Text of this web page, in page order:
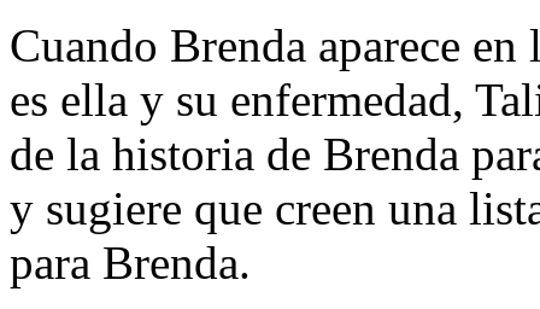
Cuando Brenda aparece
es ella y su enfermedad,
de la historia de Brenda
y sugiere que creen una
para Brenda.